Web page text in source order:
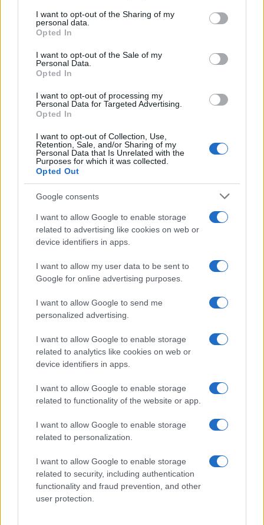
not limited to your visit or usage behaviour. You may click to
grant or deny consent to Google and its third-party tags to
use your data for below specified purposes in below Google
consent section.
I want to opt-out of the Sharing of my
personal data.
Opted In
I want to opt-out of the Sale of my
Personal Data.
Opted In
I want to opt-out of processing my
Personal Data for Targeted Advertising.
Opted In
I want to opt-out of Collection, Use,
Retention, Sale, and/or Sharing of my
Personal Data that Is Unrelated with the
Purposes for which it was collected.
Opted Out
Google consents
I want to allow Google to enable storage
related to advertising like cookies on web or
device identifiers in apps.
I want to allow my user data to be sent to
Google for online advertising purposes.
I want to allow Google to send me
personalized advertising.
I want to allow Google to enable storage
related to analytics like cookies on web or
device identifiers in apps.
I want to allow Google to enable storage
related to functionality of the website or app.
I want to allow Google to enable storage
related to personalization.
I want to allow Google to enable storage
related to security, including authentication
functionality and fraud prevention, and other
user protection.
Ricevi le nostre ultime news
daGoogle News
Condividi l'articolo
F
a
ce
b
o
o
k
T
w
it
te
r
n
te
re
st
h
at
s
p
p
h
a
re
Articolo precedente
NOTIZIE RECENTI
Controlli rafforzati in Costa Smeralda, 20
arresti e 135 denunce
Tre milioni di euro dalla Provincia Gallura per
Incidente sulla provinciale 125, paura tra Olbia e
un ferito
Sangue, musica e solidarietà con Avis Olbia al
Delta Center